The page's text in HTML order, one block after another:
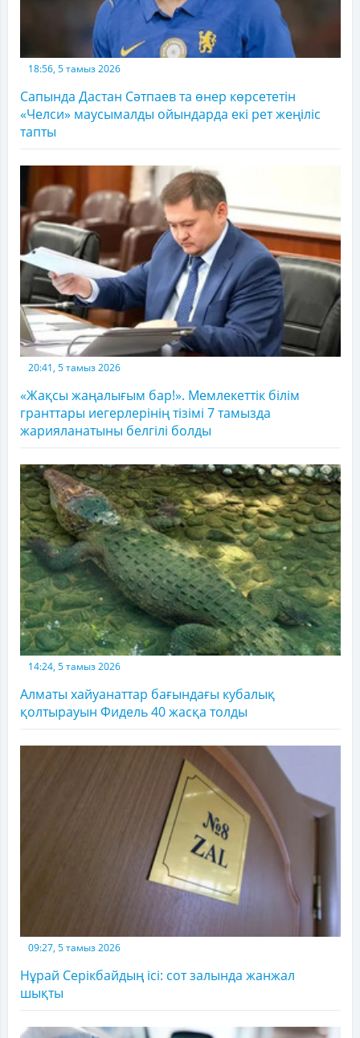
18:56, 5 тамыз 2026
Сапында Дастан Сәтпаев та өнер көрсететін
«Челси» маусымалды ойындарда екі рет жеңіліс
тапты
20:41, 5 тамыз 2026
«Жақсы жаңалығым бар!». Мемлекеттік білім
гранттары иегерлерінің тізімі 7 тамызда
жарияланатыны белгілі болды
14:24, 5 тамыз 2026
Алматы хайуанаттар бағындағы кубалық
қолтырауын Фидель 40 жасқа толды
09:27, 5 тамыз 2026
Нұрай Серікбайдың ісі: сот залында жанжал
шықты